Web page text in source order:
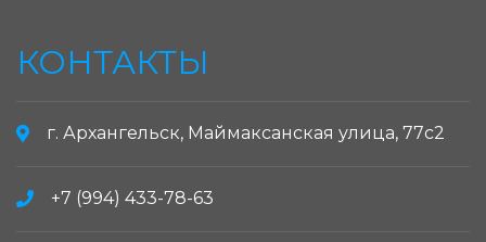
КОНТАКТЫ
г. Архангельск, Маймаксанская улица, 77с2
+7 (994) 433-78-63